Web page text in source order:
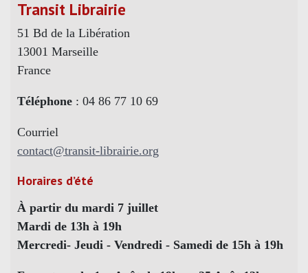
Transit Librairie
51 Bd de la Libération
13001 Marseille
France
Téléphone : 04 86 77 10 69
Courriel
contact@transit-librairie.org
Horaires d’été
À partir du mardi 7 juillet
Mardi de 13h à 19h
Mercredi- Jeudi - Vendredi - Samedi de 15h à 19h